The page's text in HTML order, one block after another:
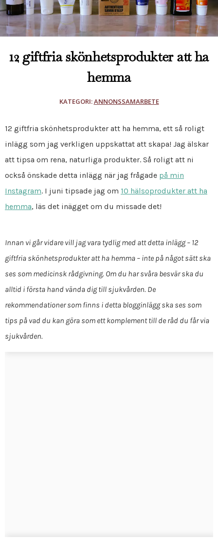
12 giftfria skönhetsprodukter att ha
hemma
KATEGORI:ANNONSSAMARBETE
12 giftfria skönhetsprodukter att ha hemma, ett så roligt
inlägg som jag verkligen uppskattat att skapa! Jag älskar
att tipsa om rena, naturliga produkter. Så roligt att ni
också önskade detta inlägg när jag frågade på min
Instagram. I juni tipsade jag om 10 hälsoprodukter att ha
hemma, läs det inägget om du missade det!
Innan vi går vidare vill jag vara tydlig med att detta inlägg – 12
giftfria skönhetsprodukter att ha hemma – inte på något sätt ska
ses som medicinsk rådgivning. Om du har svåra besvär ska du
alltid i första hand vända dig till sjukvården. De
rekommendationer som finns i detta blogginlägg ska ses som
tips på vad du kan göra som ett komplement till de råd du får via
sjukvården.